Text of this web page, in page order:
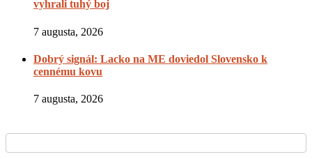
vyhrali tuhý boj
7 augusta, 2026
Dobrý signál: Lacko na ME doviedol Slovensko k
cennému kovu
7 augusta, 2026